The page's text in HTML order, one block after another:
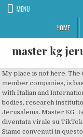
MENU
HOME
master kg
My place is not here. The
member companies, is
with Italian and
bodies, research
Jerusalema. Master KG,
diventata virale su TikTok
Siamo convenuti in